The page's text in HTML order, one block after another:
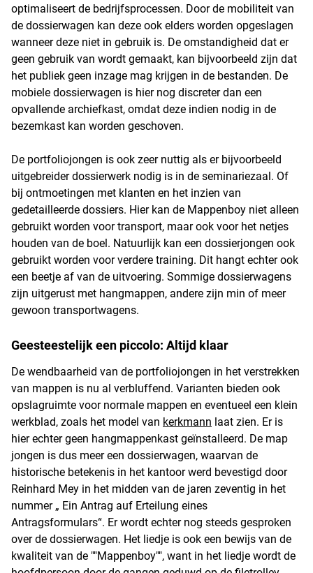
optimaliseert de bedrijfsprocessen. Door de mobiliteit van
de dossierwagen kan deze ook elders worden opgeslagen
wanneer deze niet in gebruik is. De omstandigheid dat er
geen gebruik van wordt gemaakt, kan bijvoorbeeld zijn dat
het publiek geen inzage mag krijgen in de bestanden. De
mobiele dossierwagen is hier nog discreter dan een
opvallende archiefkast, omdat deze indien nodig in de
bezemkast kan worden geschoven.
De portfoliojongen is ook zeer nuttig als er bijvoorbeeld
uitgebreider dossierwerk nodig is in de seminariezaal. Of
bij ontmoetingen met klanten en het inzien van
gedetailleerde dossiers. Hier kan de Mappenboy niet alleen
gebruikt worden voor transport, maar ook voor het netjes
houden van de boel. Natuurlijk kan een dossierjongen ook
gebruikt worden voor verdere training. Dit hangt echter ook
een beetje af van de uitvoering. Sommige dossierwagens
zijn uitgerust met hangmappen, andere zijn min of meer
gewoon transportwagens.
Geesteestelijk een piccolo: Altijd klaar
De wendbaarheid van de portfoliojongen in het verstrekken
van mappen is nu al verbluffend. Varianten bieden ook
opslagruimte voor normale mappen en eventueel een klein
werkblad, zoals het model van kerkmann laat zien. Er is
hier echter geen hangmappenkast geïnstalleerd. De map
jongen is dus meer een dossierwagen, waarvan de
historische betekenis in het kantoor werd bevestigd door
Reinhard Mey in het midden van de jaren zeventig in het
nummer „ Ein Antrag auf Erteilung eines
Antragsformulars“. Er wordt echter nog steeds gesproken
over de dossierwagen. Het liedje is ook een bewijs van de
kwaliteit van de ""Mappenboy"", want in het liedje wordt de